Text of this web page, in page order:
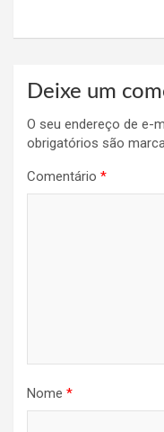
Deixe um
O seu endereço de e-
obrigatórios são
Comentário *
Nome *